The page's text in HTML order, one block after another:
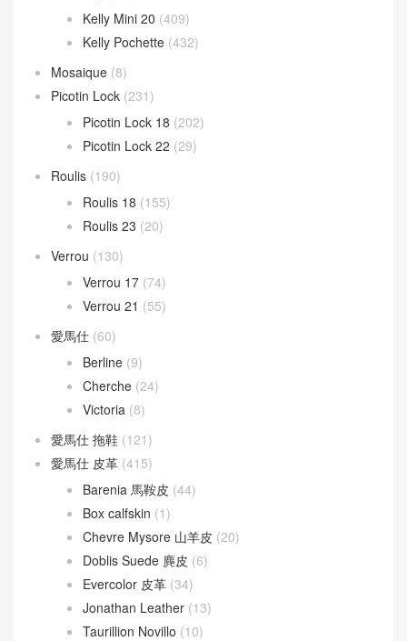
Kelly Mini 20 (409)
Kelly Pochette (432)
Mosaique (8)
Picotin Lock (231)
Picotin Lock 18 (202)
Picotin Lock 22 (29)
Roulis (190)
Roulis 18 (155)
Roulis 23 (20)
Verrou (130)
Verrou 17 (74)
Verrou 21 (55)
愛馬仕 (60)
Berline (9)
Cherche (24)
Victoria (8)
愛馬仕 拖鞋 (121)
愛馬仕 皮革 (415)
Barenia 馬鞍皮 (44)
Box calfskin (1)
Chevre Mysore 山羊皮 (20)
Doblis Suede 麂皮 (6)
Evercolor 皮革 (34)
Jonathan Leather (13)
Taurillion Novillo (10)